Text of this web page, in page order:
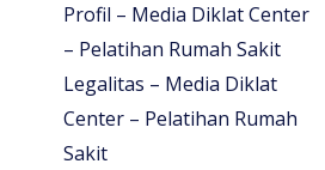
Profil – Media Diklat Center
– Pelatihan Rumah Sakit
Legalitas – Media Diklat
Center – Pelatihan Rumah
Sakit